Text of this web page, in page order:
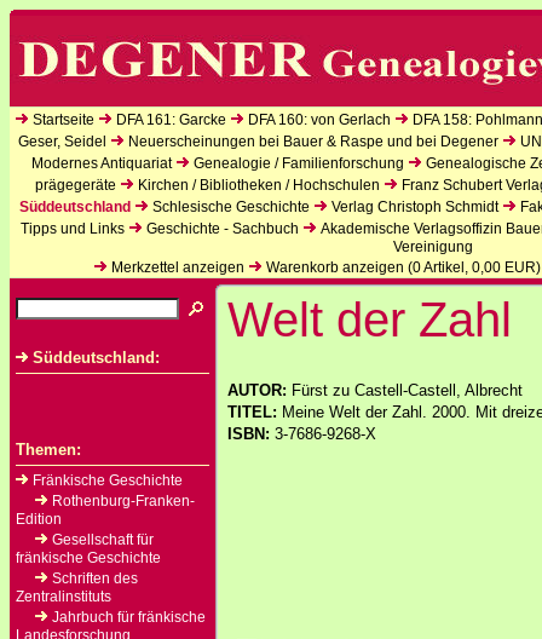
Startseite DFA 161: Garcke DFA 160: von Gerlach
DFA 158:
Geser, Seidel
Neuerscheinungen bei Bauer & Raspe und bei Degener
Modernes Antiquariat
Genealogie / Familienforschung
Genealogische
prägegeräte
Kirchen / Bibliotheken / Hochschulen
Franz Schubert
Süddeutschland
Schlesische Geschichte Verlag Christoph Schmidt
Tipps und Links
Geschichte - Sachbuch
Akademische Verlagsoffizin
Vereinigung
Merkzettel anzeigen
Warenkorb anzeigen (0Artikel, 0,00 EUR)
Süddeutschland:
Themen:
Fränkische Geschichte
Rothenburg-Franken-
Edition
Gesellschaft für
fränkische Geschichte
Schriften des
Zentralinstituts
Jahrbuch für fränkische
Landesforschung
Welt der Zahl
AUTOR: Fürst zu Castell-Castell, Albrecht
TITEL: Meine Welt der Zahl. 2000. Mit
ISBN: 3-7686-9268-X